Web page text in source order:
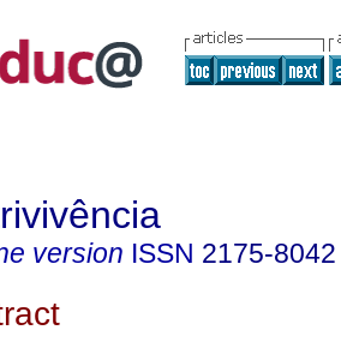
version ISSN 2175-8042